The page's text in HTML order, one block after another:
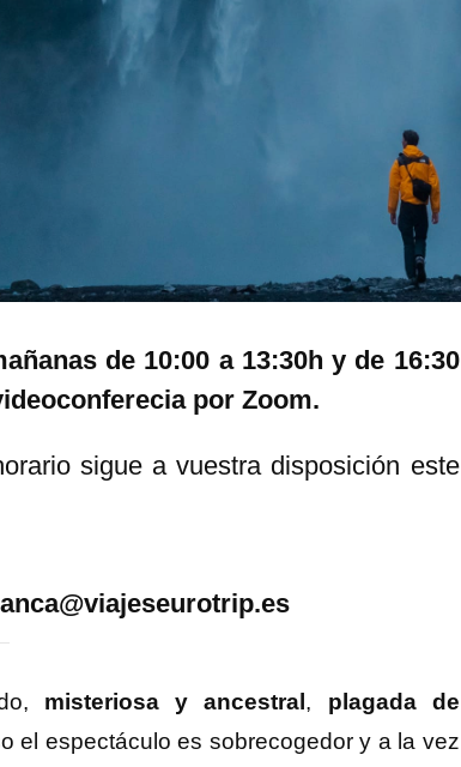
de 10:00 a 13:30h y de 16:30
por Zoom.
sigue a vuestra disposición este
misteriosa y ancestral , plagada de
el espectáculo es sobrecogedor y a la vez